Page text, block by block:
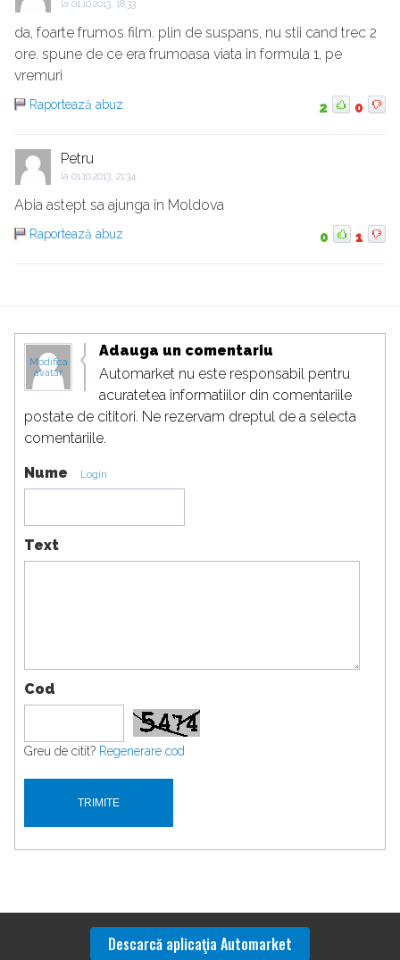
la 01.10.2013, 18:33
da, foarte frumos film. plin de suspans, nu stii cand trec 2
ore. spune de ce era frumoasa viata in formula 1, pe
vremuri
Raportează abuz 2 0
Petru
la 01.10.2013, 21:34
Abia astept sa ajunga in Moldova
Raportează abuz 0 1
Modifica
avatar
Adauga un comentariu
Automarket nu este responsabil pentru
acuratetea informatiilor din comentariile
postate de cititori. Ne rezervam dreptul de a selecta
comentariile.
Nume Login
Text
Cod
Greu de citit? Regenerare cod
Descarcă aplicaţia Automarket